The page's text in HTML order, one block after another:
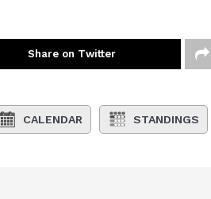
Share on Twitter
CALENDAR STANDINGS